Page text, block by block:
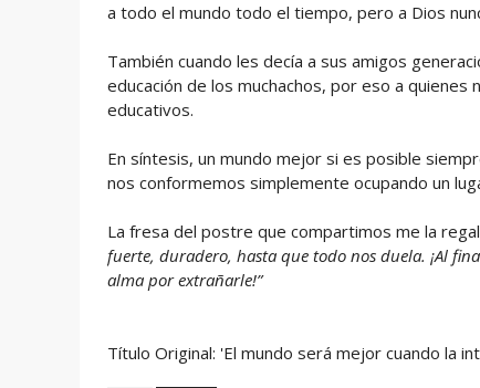
a todo el mundo todo el tiempo, pero a Dios
También cuando les decía a sus amigos
educación de los muchachos, por eso a
educativos.
En síntesis, un mundo mejor si es posible
nos conformemos simplemente ocupando un
La fresa del postre que compartimos me la
fuerte, duradero, hasta que todo nos duela. ¡Al
alma por extrañarle!”
Título Original: 'El mundo será mejor cuando la